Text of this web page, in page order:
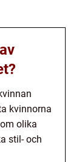
kvinnorna
olika
stil- och